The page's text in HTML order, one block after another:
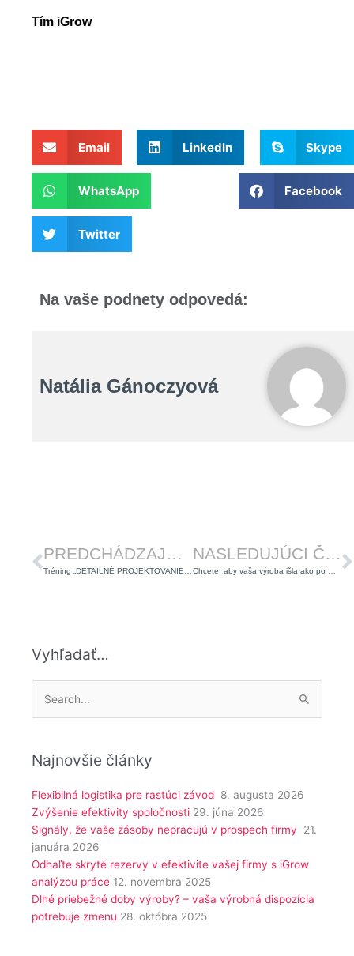
Tím iGrow
Email LinkedIn Skype
WhatsApp Facebook
Twitter
Na vaše podnety odpovedá:
Natália Gánoczyová
PREDCHÁDZAJÚCI ČLÁNOK
Tréning „DETAILNÉ PROJEKTOVANIE PRACOVÍSK V PRAXI“: Účastníci hodnotia pozitívne!
NASLEDUJÚCI ČLÁNOK
Chcete, aby vaša výroba išla ako po masle? Objavte silu vizuálnych pracovných inštrukcií!
Vyhľadať…
Vyhľadať:
Najnovšie články
Flexibilná logistika pre rastúci závod 8. augusta 2026
Zvýšenie efektivity spoločnosti 29. júna 2026
Signály, že vaše zásoby nepracujú v prospech firmy
21.
januára 2026
Odhaľte skryté rezervy v efektivite vašej firmy s iGrow
analýzou práce 12. novembra 2025
Dlhé priebežné doby výroby? – vaša výrobná dispozícia
potrebuje zmenu 28. októbra 2025